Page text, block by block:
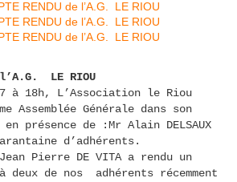
l’A.G. LE RIOU
à 18h, L’Association le Riou
Assemblée Générale dans son
présence de :Mr Alain DELSAUX
d’adhérents.
Pierre DE VITA a rendu un
à deux de nos adhérents récemment